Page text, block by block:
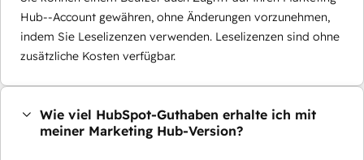
Hub--Account gewähren, ohne Änderungen vorzunehmen,
indem Sie Leselizenzen verwenden. Leselizenzen sind ohne
zusätzliche Kosten verfügbar.
Wie viel HubSpot-Guthaben erhalte ich mit
meiner Marketing Hub-Version?